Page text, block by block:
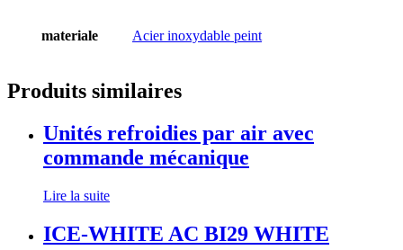
materiale Acier inoxydable peint
Produits similaires
Unités refroidies par air avec
commande mécanique
Lire la suite
ICE-WHITE AC BI29 WHITE